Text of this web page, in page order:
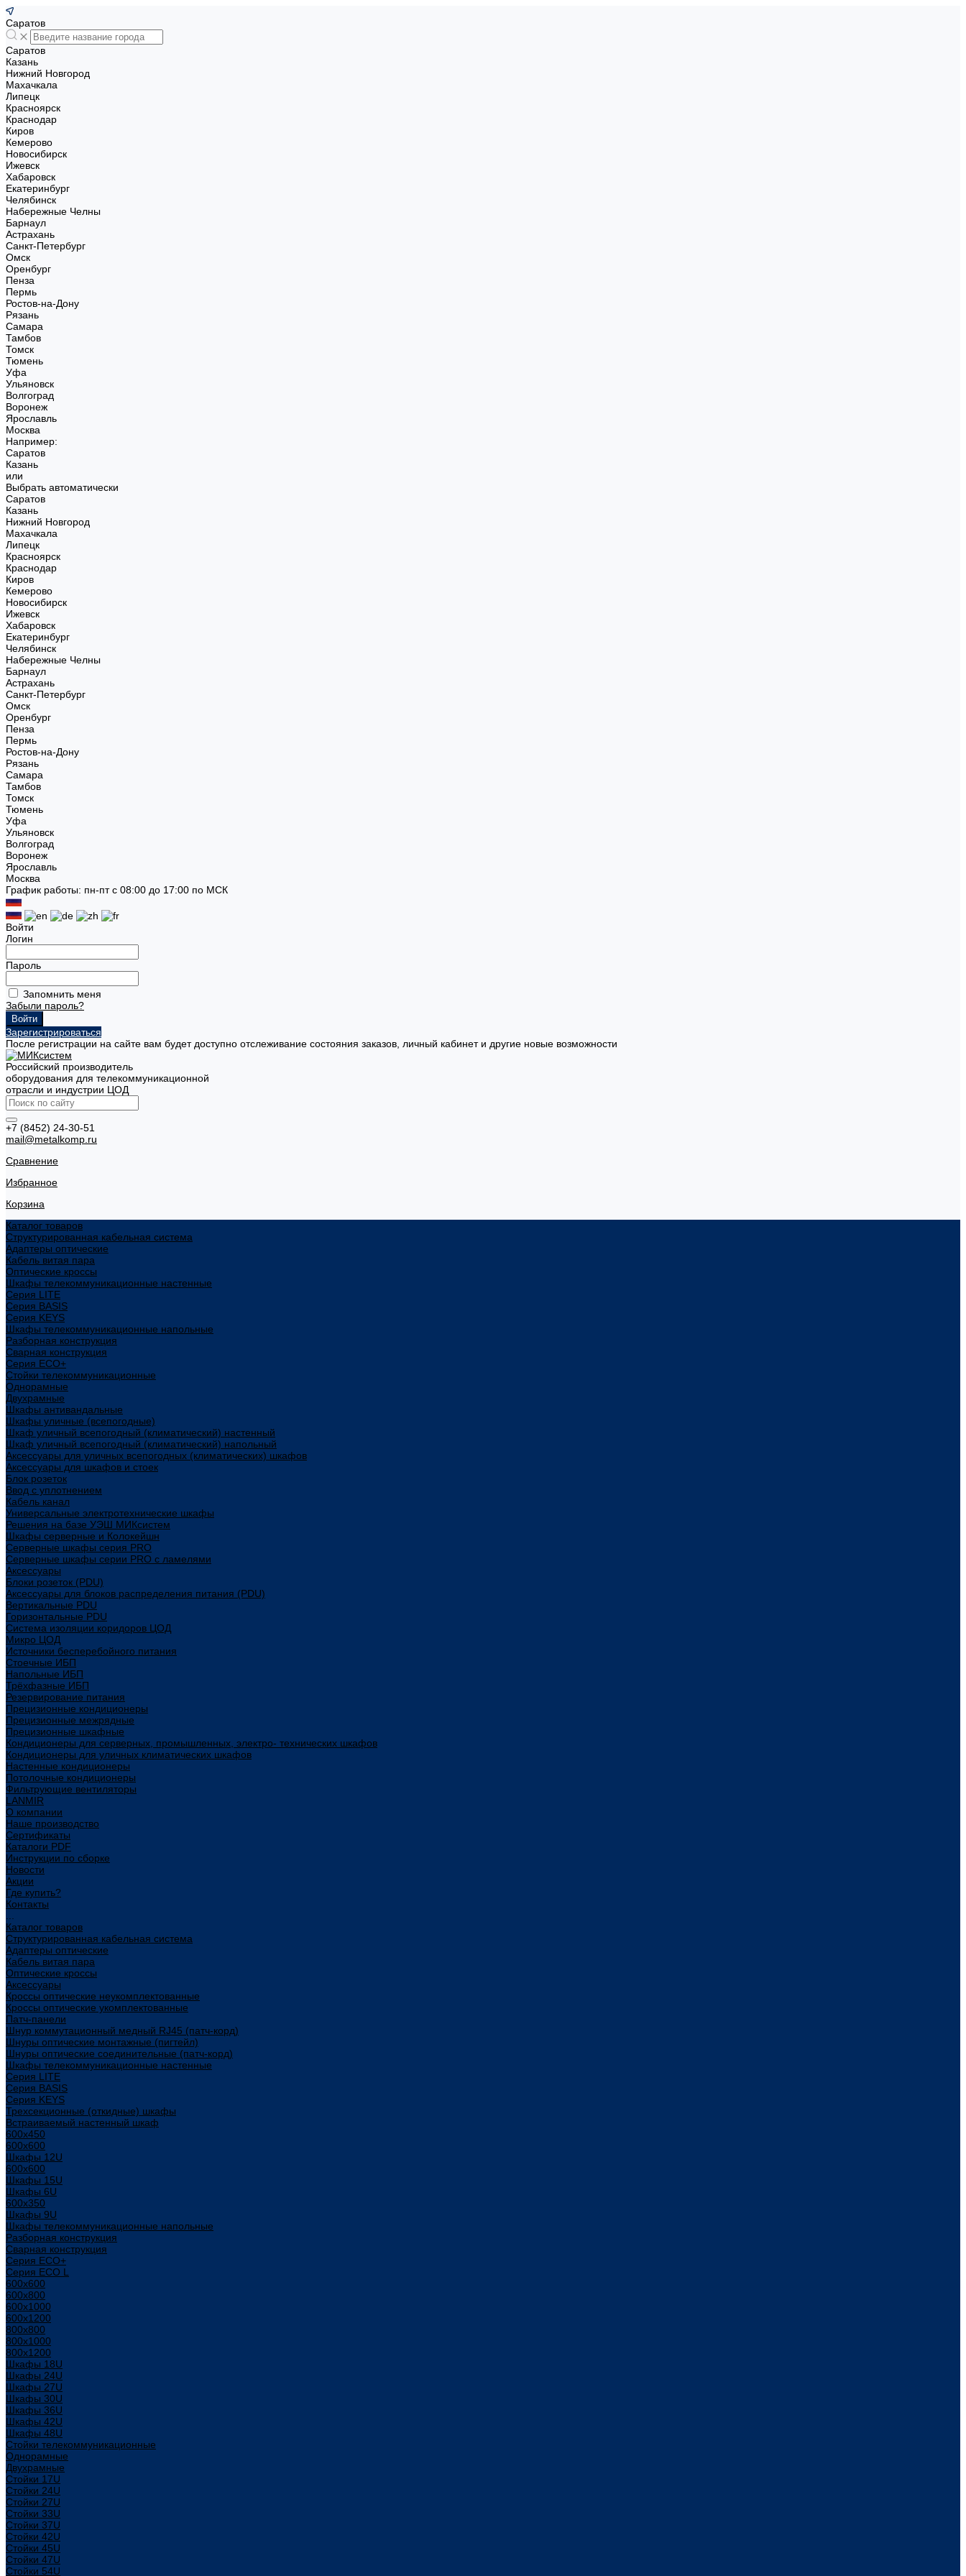
Саратов
Саратов
Казань
Нижний Новгород
Махачкала
Липецк
Красноярск
Краснодар
Киров
Кемерово
Новосибирск
Ижевск
Хабаровск
Екатеринбург
Челябинск
Набережные Челны
Барнаул
Астрахань
Санкт-Петербург
Омск
Оренбург
Пенза
Пермь
Ростов-на-Дону
Рязань
Самара
Тамбов
Томск
Тюмень
Уфа
Ульяновск
Волгоград
Воронеж
Ярославль
Москва
Например:
Саратов
Казань
или
Выбрать автоматически
Саратов
Казань
Нижний Новгород
Махачкала
Липецк
Красноярск
Краснодар
Киров
Кемерово
Новосибирск
Ижевск
Хабаровск
Екатеринбург
Челябинск
Набережные Челны
Барнаул
Астрахань
Санкт-Петербург
Омск
Оренбург
Пенза
Пермь
Ростов-на-Дону
Рязань
Самара
Тамбов
Томск
Тюмень
Уфа
Ульяновск
Волгоград
Воронеж
Ярославль
Москва
График работы: пн-пт с 08:00 до 17:00 по МСК
Войти
Логин
Пароль
Запомнить меня
Забыли пароль?
Зарегистрироваться
После регистрации на сайте вам будет доступно отслеживание состояния заказов, личный кабинет и другие новые возможности
Российский производитель
оборудования для телекоммуникационной
отрасли и индустрии ЦОД
+7 (8452) 24-30-51
mail@metalkomp.ru
Сравнение
Избранное
Корзина
Каталог товаров
Структурированная кабельная система
Адаптеры оптические
Кабель витая пара
Оптические кроссы
Шкафы телекоммуникационные настенные
Cерия LITE
Cерия BASIS
Cерия KEYS
Шкафы телекоммуникационные напольные
Разборная конструкция
Сварная конструкция
Серия ECO+
Стойки телекоммуникационные
Однорамные
Двухрамные
Шкафы антивандальные
Шкафы уличные (всепогодные)
Шкаф уличный всепогодный (климатический) настенный
Шкаф уличный всепогодный (климатический) напольный
Аксессуары для уличных всепогодных (климатических) шкафов
Аксессуары для шкафов и стоек
Блок розеток
Ввод с уплотнением
Кабель канал
Универсальные электротехнические шкафы
Решения на базе УЭШ МИКсистем
Шкафы серверные и Колокейшн
Серверные шкафы серия PRO
Серверные шкафы серии PRO с ламелями
Аксессуары
Блоки розеток (PDU)
Аксессуары для блоков распределения питания (PDU)
Вертикальные PDU
Горизонтальные PDU
Система изоляции коридоров ЦОД
Микро ЦОД
Источники бесперебойного питания
Стоечные ИБП
Напольные ИБП
Трёхфазные ИБП
Резервирование питания
Прецизионные кондиционеры
Прецизионные межрядные
Прецизионные шкафные
Кондиционеры для серверных, промышленных, электро- технических шкафов
Кондиционеры для уличных климатических шкафов
Настенные кондиционеры
Потолочные кондиционеры
Фильтрующие вентиляторы
LANMIR
О компании
Наше производство
Сертификаты
Каталоги PDF
Инструкции по сборке
Новости
Акции
Где купить?
Контакты
Каталог товаров
Структурированная кабельная система
Адаптеры оптические
Кабель витая пара
Оптические кроссы
Аксессуары
Кроссы оптические неукомплектованные
Кроссы оптические укомплектованные
Патч-панели
Шнур коммутационный медный RJ45 (патч-корд)
Шнуры оптические монтажные (пигтейл)
Шнуры оптические соединительные (патч-корд)
Шкафы телекоммуникационные настенные
Cерия LITE
Cерия BASIS
Cерия KEYS
Трехсекционные (откидные) шкафы
Встраиваемый настенный шкаф
600x450
600x600
Шкафы 12U
600x600
Шкафы 15U
Шкафы 6U
600x350
Шкафы 9U
Шкафы телекоммуникационные напольные
Разборная конструкция
Сварная конструкция
Серия ECO+
Серия ECO L
600x600
600x800
600х1000
600х1200
800x800
800х1000
800х1200
Шкафы 18U
Шкафы 24U
Шкафы 27U
Шкафы 30U
Шкафы 36U
Шкафы 42U
Шкафы 48U
Стойки телекоммуникационные
Однорамные
Двухрамные
Стойки 17U
Стойки 24U
Стойки 27U
Стойки 33U
Стойки 37U
Стойки 42U
Стойки 45U
Стойки 47U
Стойки 54U